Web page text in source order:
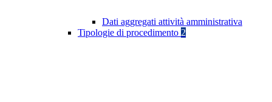
Dati aggregati attività amministrativa
Tipologie di procedimento 2